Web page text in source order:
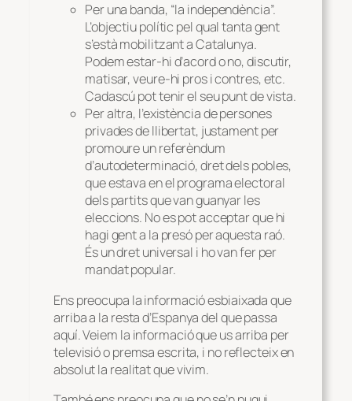
Per una banda, “la independència”.
L’objectiu polític pel qual tanta gent
s’està mobilitzant a Catalunya.
Podem estar-hi d’acord o no, discutir,
matisar, veure-hi pros i contres, etc.
Cadascú pot tenir el seu punt de vista.
Per altra, l’existència de persones
privades de llibertat, justament per
promoure un referèndum
d’autodeterminació, dret dels pobles,
que estava en el programa electoral
dels partits que van guanyar les
eleccions. No es pot acceptar que hi
hagi gent a la presó per aquesta raó.
És un dret universal i ho van fer per
mandat popular.
Ens preocupa la informació esbiaixada que
arriba a la resta d’Espanya del que passa
aquí. Veiem la informació que us arriba per
televisió o premsa escrita, i no reflecteix en
absolut la realitat que vivim.